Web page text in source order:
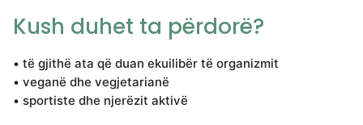
Kush duhet ta përdorë?
• të gjithë ata që duan ekuilibër të organizmit
• veganë dhe vegjetarianë
• sportiste dhe njerëzit aktivë